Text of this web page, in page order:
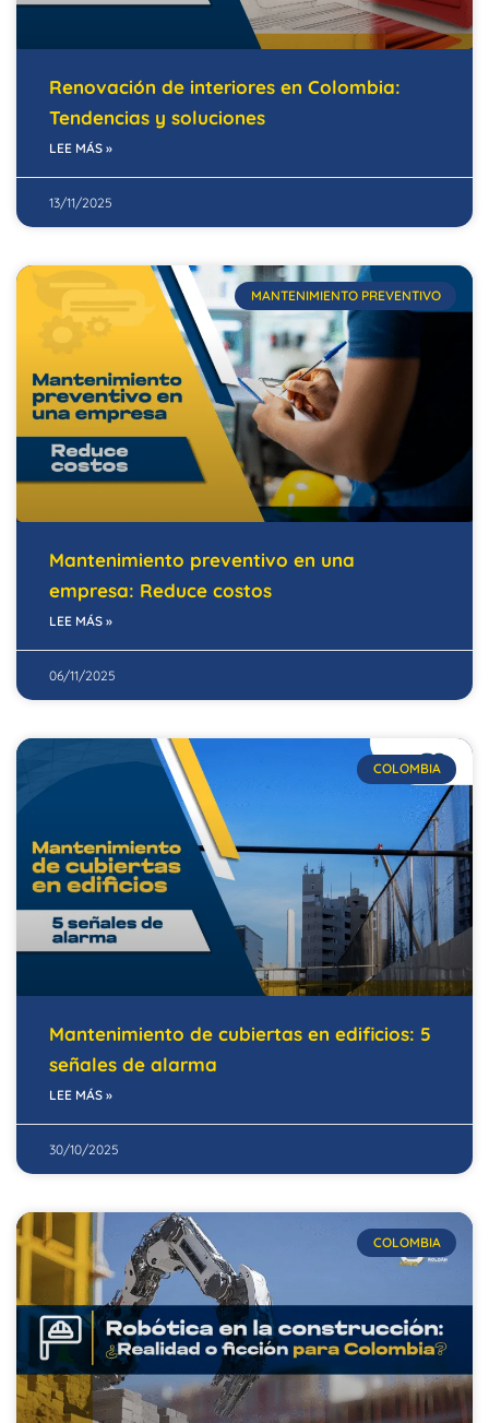
Renovación de interiores en Colombia:
Tendencias y soluciones
LEE MÁS »
13/11/2025
MANTENIMIENTO PREVENTIVO
Mantenimiento preventivo en una
empresa: Reduce costos
LEE MÁS »
06/11/2025
COLOMBIA
Mantenimiento de cubiertas en edificios: 5
señales de alarma
LEE MÁS »
30/10/2025
COLOMBIA